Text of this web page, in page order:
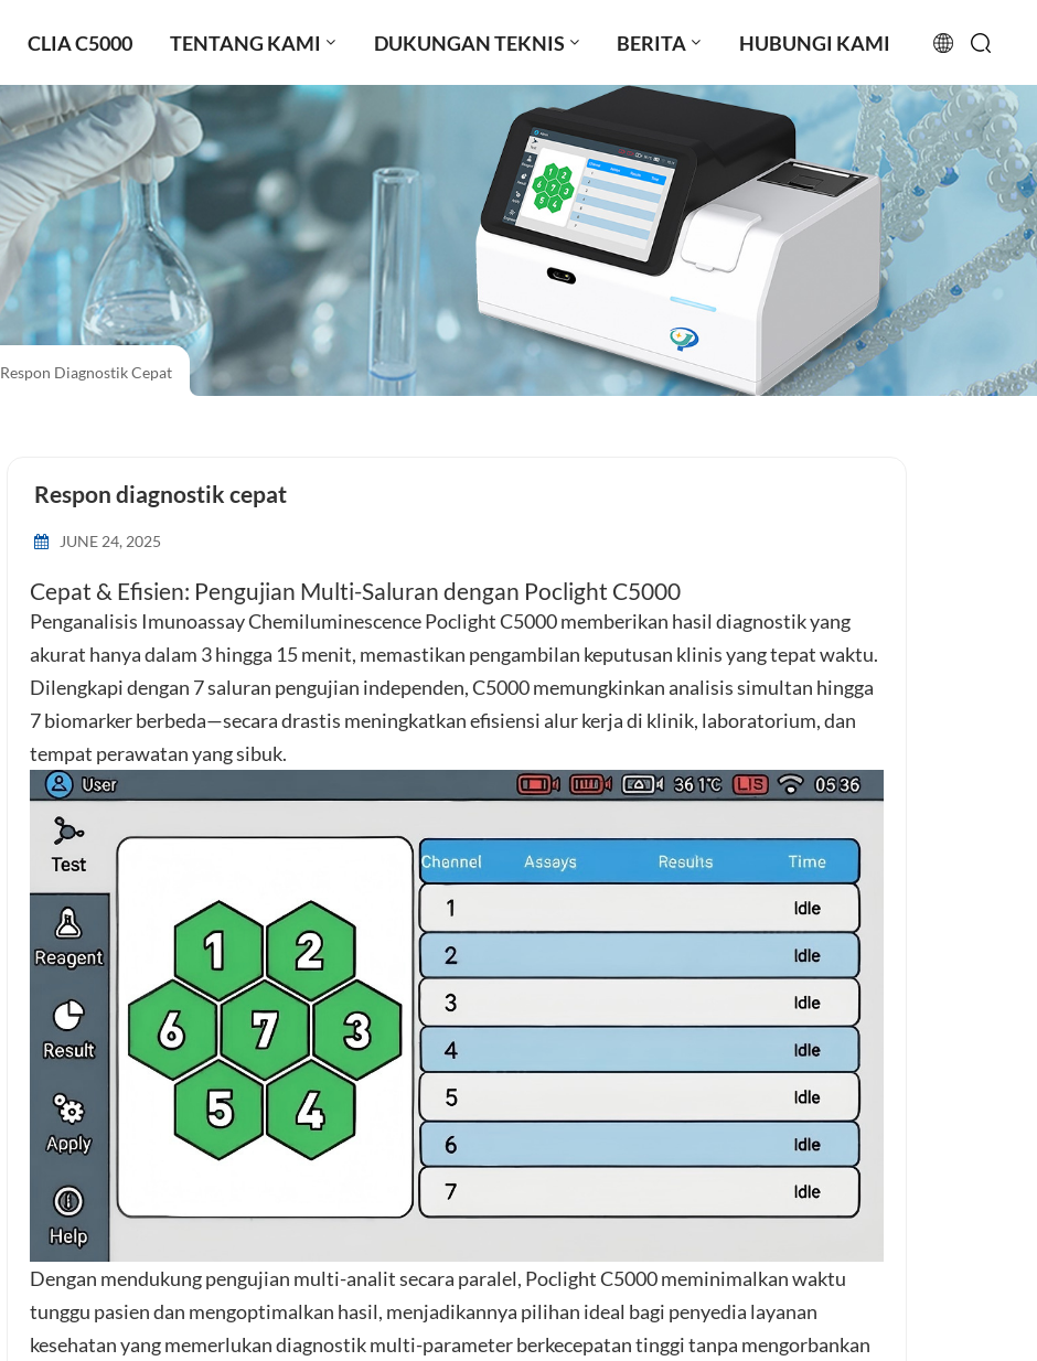
CLIA C5000 TENTANG KAMI DUKUNGAN TEKNIS BERITA HUBUNGI KAMI
English
français
русский
español
português
العربية Respon Diagnostik Cepat
Respon diagnostik cepat
JUNE 24, 2025
Cepat & Efisien: Pengujian Multi-Saluran dengan Poclight C5000
Penganalisis Imunoassay Chemiluminescence Poclight C5000 memberikan hasil diagnostik yang
akurat hanya dalam 3 hingga 15 menit, memastikan pengambilan keputusan klinis yang tepat waktu.
Dilengkapi dengan 7 saluran pengujian independen, C5000 memungkinkan analisis simultan hingga
7 biomarker berbeda—secara drastis meningkatkan efisiensi alur kerja di klinik, laboratorium, dan
tempat perawatan yang sibuk.
Dengan mendukung pengujian multi-analit secara paralel, Poclight C5000 meminimalkan waktu
tunggu pasien dan mengoptimalkan hasil, menjadikannya pilihan ideal bagi penyedia layanan
kesehatan yang memerlukan diagnostik multi-parameter berkecepatan tinggi tanpa mengorbankan